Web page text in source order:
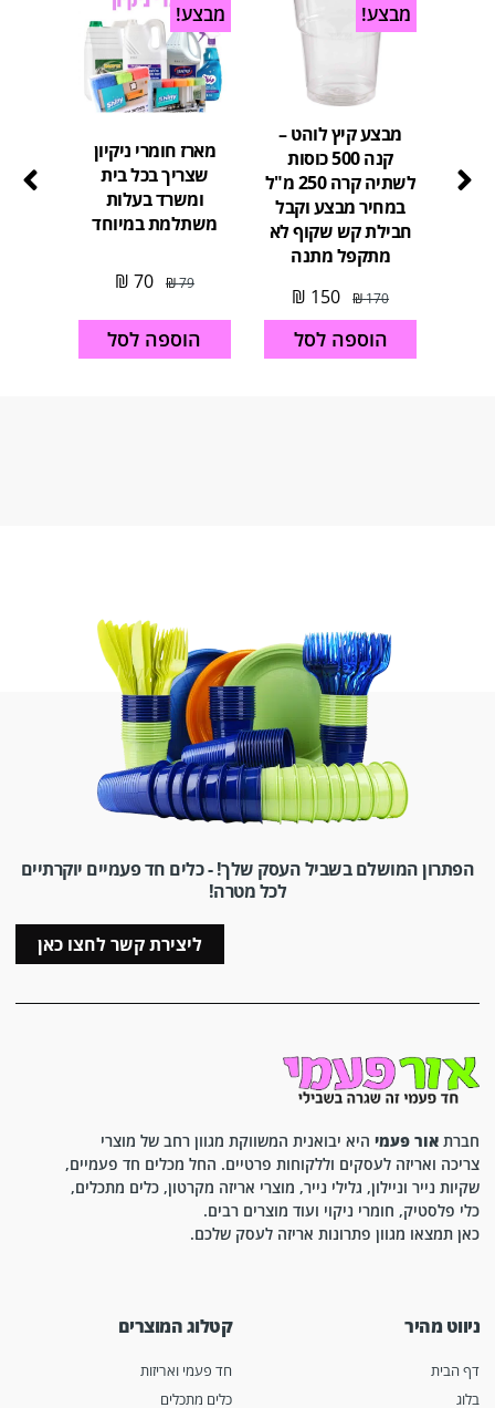
מבצע!
מבצע קיץ לוהט –
קנה 500 כוסות
לשתיה קרה 250 מ"ל
במחיר מבצע וקבל
חבילת קש שקוף לא
מתקפל מתנה
170
₪
150
₪
הוספה לסל
מבצע!
מארז חומרי ניקיון
שצריך בכל בית
ומשרד בעלות
משתלמת במיוחד
79
₪
70
₪
הוספה לסל
הפתרון המושלם בשביל העסק שלך! - כלים חד פעמיים יוקרתיים
לכל מטרה!
ליצירת קשר לחצו כאן
חברת אור פעמי היא יבואנית המשווקת מגוון רחב של מוצרי
צריכה ואריזה לעסקים וללקוחות פרטיים. החל מכלים חד פעמיים,
שקיות נייר וניילון, גלילי נייר, מוצרי אריזה מקרטון, כלים מתכלים,
כלי פלסטיק, חומרי ניקוי ועוד מוצרים רבים.
כאן תמצאו מגוון פתרונות אריזה לעסק שלכם.
ניווט מהיר
דף הבית
בלוג
קטלוג המוצרים
חד פעמי ואריזות
כלים מתכלים